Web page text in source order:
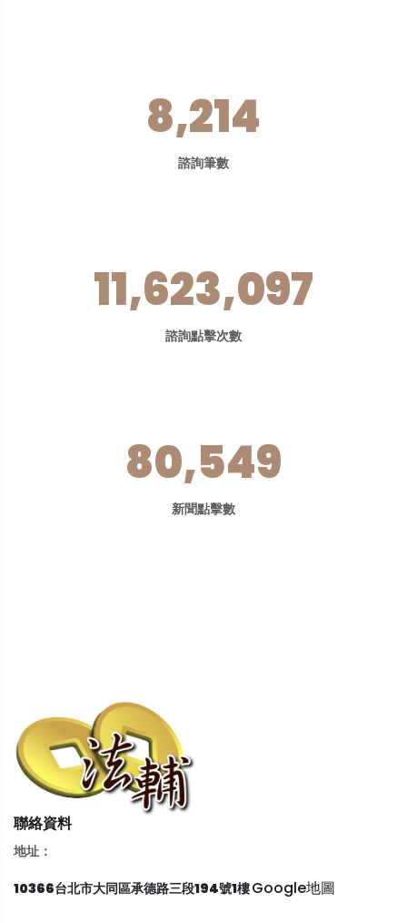
8,214
諮詢筆數
11,623,097
諮詢點擊次數
80,549
新聞點擊數
聯絡資料
地址：
10366台北市大同區承德路三段194號1樓Google地圖